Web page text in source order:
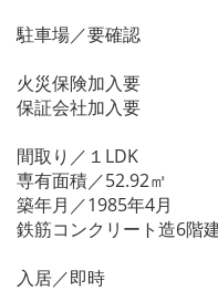
駐車場／要確認
火災保険加入要
保証会社加入要
間取り／１LDK
専有面積／52.92㎡
築年月／1985年4月
鉄筋コンクリート造6階
入居／即時